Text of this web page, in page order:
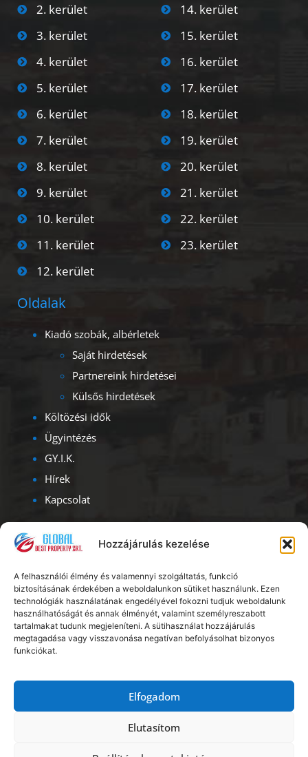
Hozzájárulás kezelése
A felhasználói élmény és valamennyi szolgáltatás, funkció
biztosításának érdekében a weboldalunkon sütiket használunk. Ezen
technológiák használatának engedélyével fokozni tudjuk weboldalunk
használhatóságát és annak élményét, valamint személyreszabott
tartalmakat tudunk megjeleníteni. A sütihasználat hozzájárulás
megtagadása vagy visszavonása negatívan befolyásolhat bizonyos
funkciókat.
Elfogadom
Elutasítom
2. kerület
3. kerület
4. kerület
5. kerület
6. kerület
7. kerület
8. kerület
9. kerület
10. kerület
11. kerület
12. kerület
14. kerület
15. kerület
16. kerület
17. kerület
18. kerület
19. kerület
20. kerület
21. kerület
22. kerület
23. kerület
Oldalak
Kiadó szobák, albérletek
Saját hirdetések
Partnereink hirdetései
Külsős hirdetések
Költözési idők
Ügyintézés
GY.I.K.
Hírek
Kapcsolat
Kapcsolat
1093, Budapest, Lónyay u. 47.
Albérlet Corporation
Ügyfélszolgálat: H – V: 08.00 – 20.00
Telefon:
E-mail:info@kiadoszobabudapest.hu